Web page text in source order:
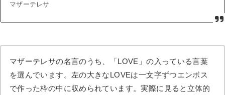
マザーテレサ
マザーテレサの名言のうち、「LOVE」の入っている言葉
を選んでいます。左の大きなLOVEは一文字ずつエンボス
で作った枠の中に収められています。実際に見ると立体的